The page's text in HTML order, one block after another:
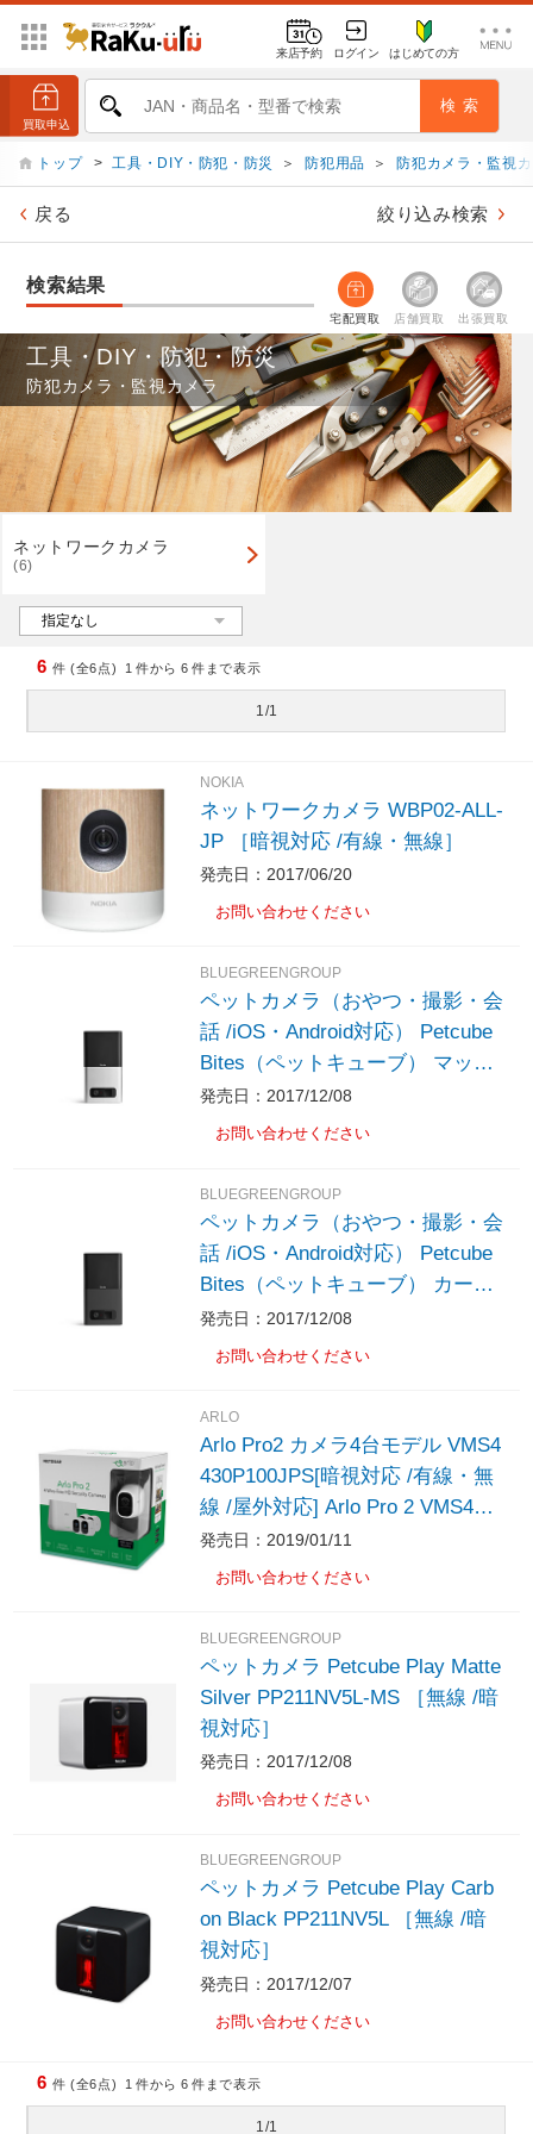
来店予約 ログイン はじめての方
トップ > 工具・DIY・防犯・防災 ＞ 防犯用品 ＞ 防犯カメラ・監視
戻る 絞り込み検索
検索結果
宅配買取 店舗買取 出張買取
工具・DIY・防犯・防災
防犯カメラ・監視カメラ
ネットワークカメラ
(6)
6 件 (全6点) 1 件から 6 件まで表示
1/1
NOKIA
ネットワークカメラ WBP02-ALL-
JP ［暗視対応 /有線・無線］
発売日：2017/06/20
お問い合わせください
BLUEGREENGROUP
ペットカメラ（おやつ・撮影・会
話 /iOS・Android対応） Petcube
Bites（ペットキューブ） マット
シルバー PB913NVTD-MS ［無線
/暗視対応］
発売日：2017/12/08
お問い合わせください
BLUEGREENGROUP
ペットカメラ（おやつ・撮影・会
話 /iOS・Android対応） Petcube
Bites（ペットキューブ） カーボ
ンブラック PB913NVTD-CB ［暗
視対応］
発売日：2017/12/08
お問い合わせください
ARLO
Arlo Pro2 カメラ4台モデル VMS4
430P100JPS[暗視対応 /有線・無
線 /屋外対応] Arlo Pro 2 VMS443
0P100JPS ［暗視対応 /有線・無
線 /屋外対応］
発売日：2019/01/11
お問い合わせください
BLUEGREENGROUP
ペットカメラ Petcube Play Matte
Silver PP211NV5L-MS ［無線 /暗
視対応］
発売日：2017/12/08
お問い合わせください
BLUEGREENGROUP
ペットカメラ Petcube Play Carb
on Black PP211NV5L ［無線 /暗
視対応］
発売日：2017/12/07
お問い合わせください
6 件 (全6点) 1 件から 6 件まで表示
1/1